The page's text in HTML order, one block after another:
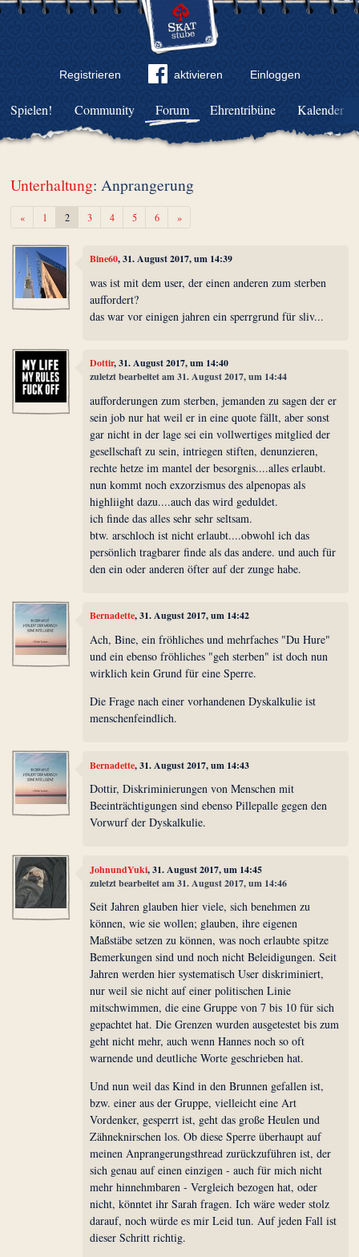
Registrieren aktivieren Einloggen
Community Forum Ehrentribüne Kalender
Spielen!
Unterhaltung: Anprangerung
«Zurück1 2 3 4 5 6 »Weiter
Bine60, 31. August 2017, um 14:39
was ist mit dem user, der einen anderen zum sterben
auffordert?
das war vor einigen jahren ein sperrgrund für sliv...
Dottir, 31. August 2017, um 14:40
zuletzt bearbeitet am 31. August 2017, um 14:44
aufforderungen zum sterben, jemanden zu sagen der er
sein job nur hat weil er in eine quote fällt, aber sonst
gar nicht in der lage sei ein vollwertiges mitglied der
gesellschaft zu sein, intriegen stiften, denunzieren,
rechte hetze im mantel der besorgnis....alles erlaubt.
nun kommt noch exzorzismus des alpenopas als
highliight dazu....auch das wird geduldet.
ich finde das alles sehr sehr seltsam.
btw. arschloch ist nicht erlaubt....obwohl ich das
persönlich tragbarer finde als das andere. und auch für
den ein oder anderen öfter auf der zunge habe.
Bernadette, 31. August 2017, um 14:42
Ach, Bine, ein fröhliches und mehrfaches "Du Hure"
und ein ebenso fröhliches "geh sterben" ist doch nun
wirklich kein Grund für eine Sperre.
Die Frage nach einer vorhandenen Dyskalkulie ist
menschenfeindlich.
Bernadette, 31. August 2017, um 14:43
Dottir, Diskriminierungen von Menschen mit
Beeinträchtigungen sind ebenso Pillepalle gegen den
Vorwurf der Dyskalkulie.
JohnundYuki, 31. August 2017, um 14:45
zuletzt bearbeitet am 31. August 2017, um 14:46
Seit Jahren glauben hier viele, sich benehmen zu
können, wie sie wollen; glauben, ihre eigenen
Maßstäbe setzen zu können, was noch erlaubte spitze
Bemerkungen sind und noch nicht Beleidigungen. Seit
Jahren werden hier systematisch User diskriminiert,
nur weil sie nicht auf einer politischen Linie
mitschwimmen, die eine Gruppe von 7 bis 10 für sich
gepachtet hat. Die Grenzen wurden ausgetestet bis zum
geht nicht mehr, auch wenn Hannes noch so oft
warnende und deutliche Worte geschrieben hat.
Und nun weil das Kind in den Brunnen gefallen ist,
bzw. einer aus der Gruppe, vielleicht eine Art
Vordenker, gesperrt ist, geht das große Heulen und
Zähneknirschen los. Ob diese Sperre überhaupt auf
meinen Anprangerungsthread zurückzuführen ist, der
sich genau auf einen einzigen - auch für mich nicht
mehr hinnehmbaren - Vergleich bezogen hat, oder
nicht, könntet ihr Sarah fragen. Ich wäre weder stolz
darauf, noch würde es mir Leid tun. Auf jeden Fall ist
dieser Schritt richtig.